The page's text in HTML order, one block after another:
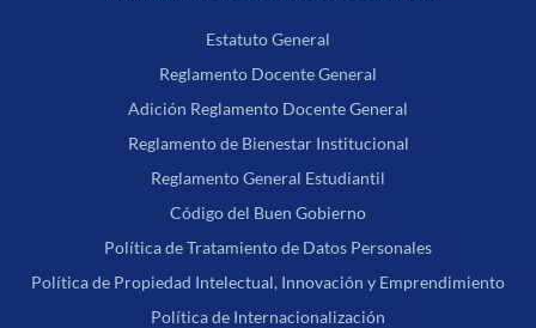
Estatuto General
Reglamento Docente General
Adición Reglamento Docente General
Reglamento de Bienestar Institucional
Reglamento General Estudiantil
Código del Buen Gobierno
Política de Tratamiento de Datos Personales
Política de Propiedad Intelectual, Innovación y Emprendimiento
Política de Internacionalización